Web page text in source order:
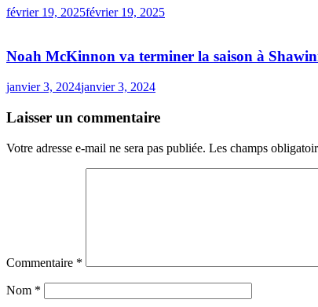
février 19, 2025février 19, 2025
Noah McKinnon va terminer la saison à
janvier 3, 2024janvier 3, 2024
Laisser un commentaire
Votre adresse e-mail ne sera pas publiée. Les champs
Commentaire *
Nom *